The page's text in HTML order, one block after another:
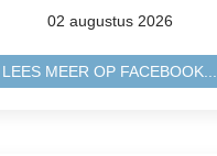
02 augustus 2026
LEES MEER OP FACEBOOK...